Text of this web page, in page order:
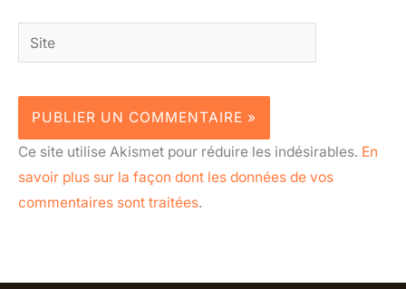
Site
Ce site utilise Akismet pour réduire les indésirables. En
savoir plus sur la façon dont les données de vos
commentaires sont traitées.